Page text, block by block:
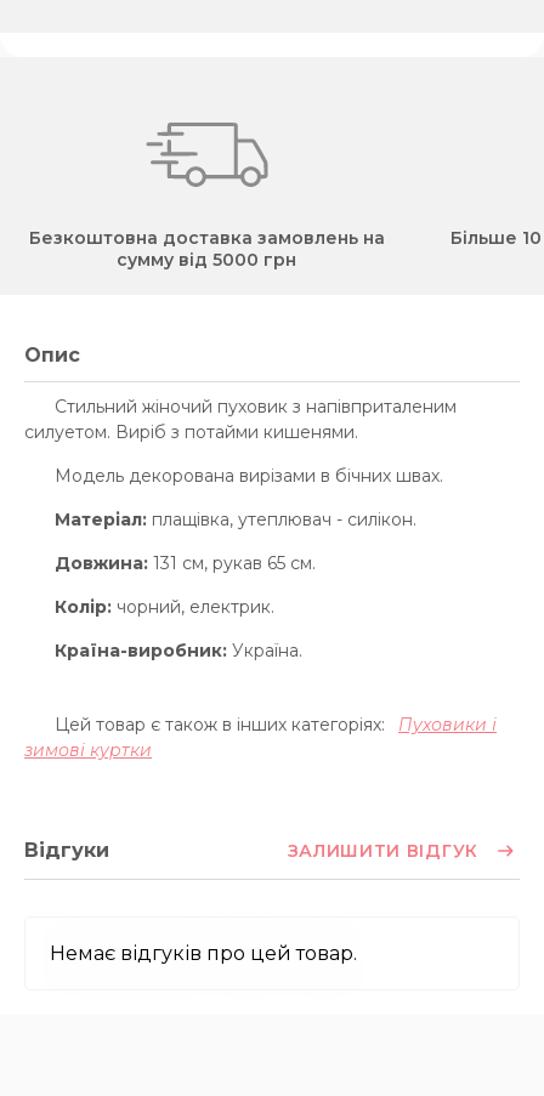
Безкоштовна доставка замовлень на
сумму від 5000 грн
Більше
Опис
Стильний жіночий пуховик з напівприталеним
силуетом. Виріб з потайми кишенями.
Модель декорована вирізами в бічних швах.
Матеріал: плащівка, утеплювач - силікон.
Довжина: 131 см, рукав 65 см.
Колір: чорний, електрик.
Країна-виробник: Україна.
Цей товар є також в інших категоріях:
Пуховики і
зимові куртки
Відгуки ЗАЛИШИТИ ВІДГУК
Немає відгуків про цей товар.